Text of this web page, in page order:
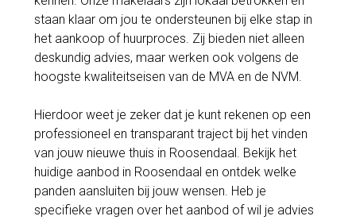
staan klaar om jou te ondersteunen bij elke stap in
het aankoop of huurproces. Zij bieden niet alleen
deskundig advies, maar werken ook volgens de
hoogste kwaliteitseisen van de MVA en de NVM.
Hierdoor weet je zeker dat je kunt rekenen op een
professioneel en transparant traject bij het vinden
van jouw nieuwe thuis in Roosendaal. Bekijk het
huidige aanbod in Roosendaal en ontdek welke
panden aansluiten bij jouw wensen. Heb je
specifieke vragen over het aanbod of wil je advies